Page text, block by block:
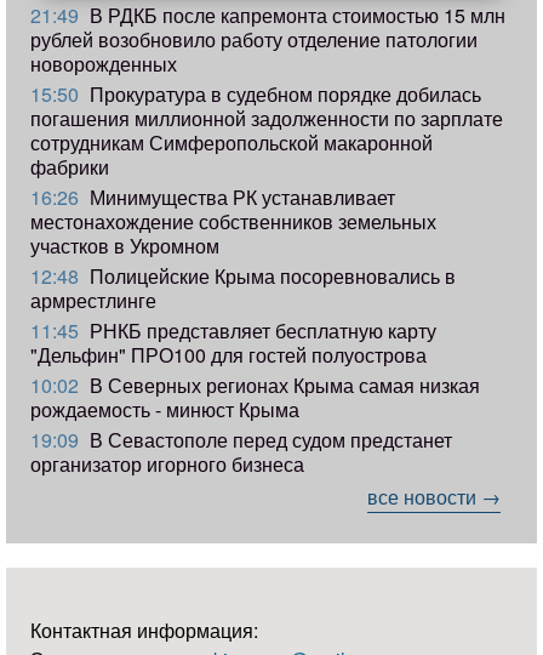
21:49 В РДКБ после капремонта стоимостью 15 млн
рублей возобновило работу отделение патологии
новорожденных
15:50 Прокуратура в судебном порядке добилась
погашения миллионной задолженности по зарплате
сотрудникам Симферопольской макаронной
фабрики
16:26 Минимущества РК устанавливает
местонахождение собственников земельных
участков в Укромном
12:48 Полицейские Крыма посоревновались в
армрестлинге
11:45 РНКБ представляет бесплатную карту
"Дельфин" ПРО100 для гостей полуострова
10:02 В Северных регионах Крыма самая низкая
рождаемость - минюст Крыма
19:09 В Севастополе перед судом предстанет
организатор игорного бизнеса
все новости →
Контактная информация: